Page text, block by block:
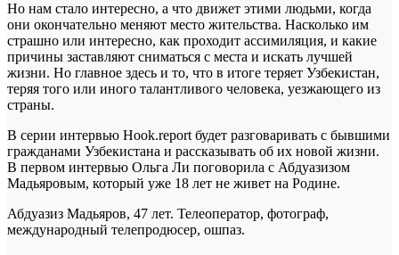
Но нам стало интересно, а что движет этими людьми, когда
они окончательно меняют место жительства. Насколько им
страшно или интересно, как проходит ассимиляция, и какие
причины заставляют сниматься с места и искать лучшей
жизни. Но главное здесь и то, что в итоге теряет Узбекистан,
теряя того или иного талантливого человека, уезжающего из
страны.
В серии интервью Hook.report будет разговаривать с бывшими
гражданами Узбекистана и рассказывать об их новой жизни.
В первом интервью Ольга Ли поговорила с Абдуазизом
Мадьяровым, который уже 18 лет не живет на Родине.
Абдуазиз Мадьяров, 47 лет. Телеоператор, фотограф,
международный телепродюсер, ошпаз.